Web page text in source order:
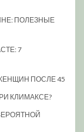
ПОЛЕЗНЫЕ
7
ПОСЛЕ 45
КЛИМАКСЕ?